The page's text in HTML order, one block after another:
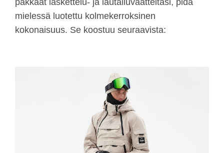
mielessä luotettu kolmekerroksinen
kokonaisuus. Se koostuu seuraavista: